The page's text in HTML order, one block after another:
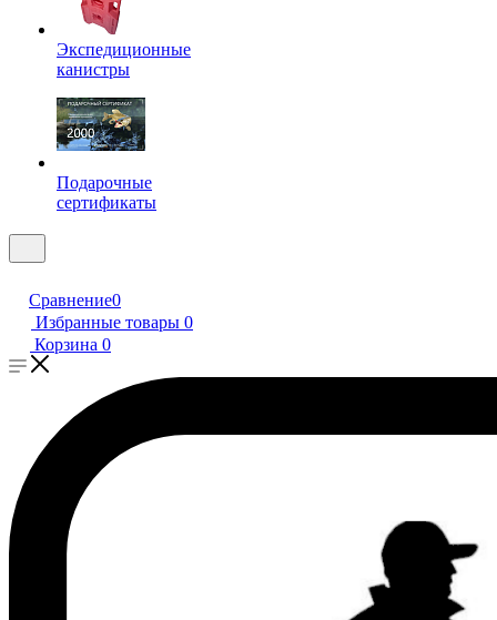
Экспедиционные
канистры
Подарочные
сертификаты
Сравнение0
Избранные товары 0
Корзина 0